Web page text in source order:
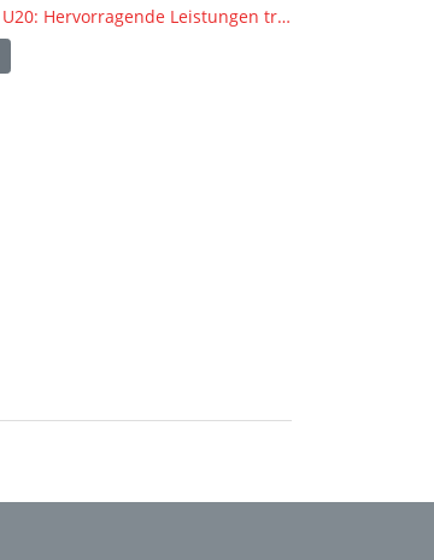
BW Mehrkampf U20: Hervorragende Leistungen trotz regnerischem Wetter